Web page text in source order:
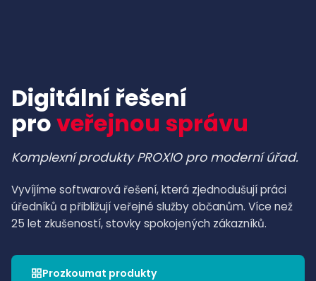
Digitální řešení
proveřejnou správu
Komplexní produkty PROXIO pro moderní úřad.
Vyvíjíme softwarová řešení, která zjednodušují práci
úředníků a přibližují veřejné služby občanům. Více než
25 let zkušeností, stovky spokojených zákazníků.
Prozkoumat produkty